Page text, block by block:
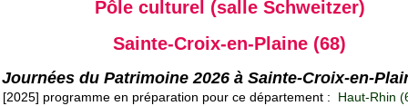
Pôle culturel (salle Schweitzer)
Sainte-Croix-en-Plaine (68)
Journées du Patrimoine 2026 à Sainte-Croix-en-
[2025] programme en préparation pour ce département : Haut-Rhin